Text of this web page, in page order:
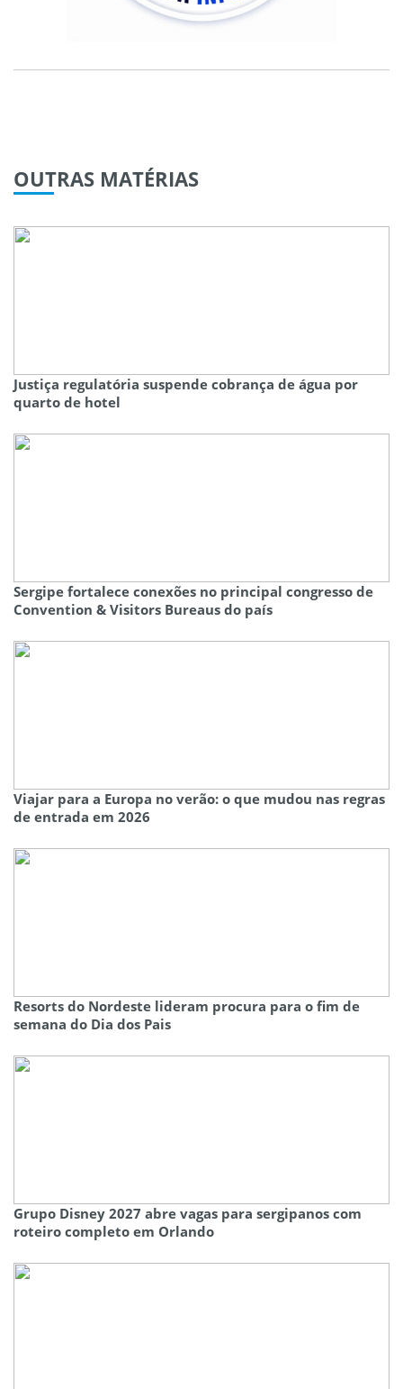
OUTRAS MATÉRIAS
Justiça regulatória suspende cobrança de água por
quarto de hotel
Sergipe fortalece conexões no principal congresso de
Convention & Visitors Bureaus do país
Viajar para a Europa no verão: o que mudou nas regras
de entrada em 2026
Resorts do Nordeste lideram procura para o fim de
semana do Dia dos Pais
Grupo Disney 2027 abre vagas para sergipanos com
roteiro completo em Orlando